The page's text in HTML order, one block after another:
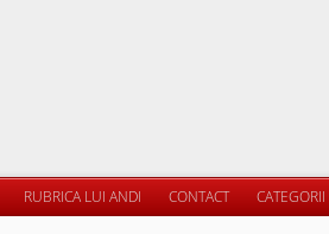
RUBRICA LUI ANDI CONTACT CATEGORII